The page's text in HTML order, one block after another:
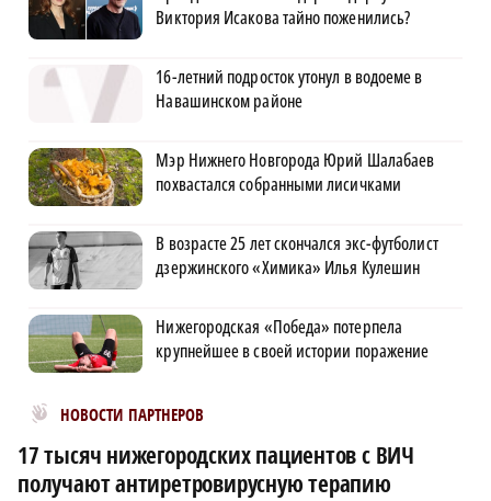
Виктория Исакова тайно поженились?
16-летний подросток утонул в водоеме в
Навашинском районе
Мэр Нижнего Новгорода Юрий Шалабаев
похвастался собранными лисичками
В возрасте 25 лет скончался экс-футболист
дзержинского «Химика» Илья Кулешин
Нижегородская «Победа» потерпела
крупнейшее в своей истории поражение
НОВОСТИ ПАРТНЕРОВ
Новости МирТесен
17 тысяч нижегородских пациентов с ВИЧ
получают антиретровирусную терапию